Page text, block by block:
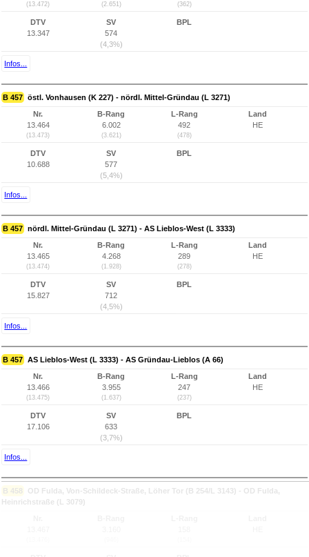
(13.472) (2.651) (362)
DTV
13.347
SV
574
(4,3%)
BPL
Infos...
B 457 östl. Vonhausen (K 227) - nördl. Mittel-Gründau (L 3271)
Nr.
13.464
(13.473)
B-Rang
6.002
(3.621)
L-Rang
492
(478)
Land
HE
DTV
10.688
SV
577
(5,4%)
BPL
Infos...
B 457 nördl. Mittel-Gründau (L 3271) - AS Lieblos-West (L 3333)
Nr.
13.465
(13.474)
B-Rang
4.268
(1.928)
L-Rang
289
(278)
Land
HE
DTV
15.827
SV
712
(4,5%)
BPL
Infos...
B 457 AS Lieblos-West (L 3333) - AS Gründau-Lieblos (A 66)
Nr.
13.466
(13.475)
B-Rang
3.955
(1.637)
L-Rang
247
(237)
Land
HE
DTV
17.106
SV
633
(3,7%)
BPL
Infos...
B 458
OD Fulda, Von-Schildeck-Straße, Löher Tor (B 254/L 3143) - OD Fulda,
Heinrichstraße (L 3079)